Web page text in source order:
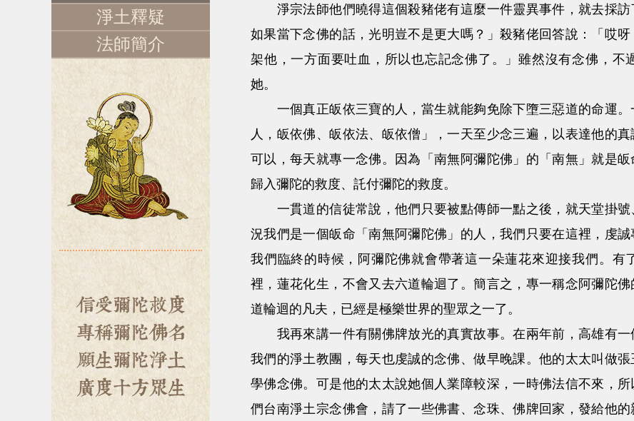
淨土釋疑
法師簡介
淨宗法師他們曉得這個殺豬佬有這麼一件靈異事件，就去採訪
如果當下念佛的話，光明豈不是更大嗎？」殺豬佬回答說：「哎
架他，一方面要吐血，所以也忘記念佛了。」雖然沒有念佛，不
她。
一個真正皈依三寶的人，當生就能夠免除下墮三惡道的命運。
人，皈依佛、皈依法、皈依僧」，一天至少念三遍，以表達他的
可以，每天就專一念佛。因為「南無阿彌陀佛」的「南無」就是
歸入彌陀的救度、託付彌陀的救度。
一貫道的信徒常說，他們只要被點傳師一點之後，就天堂掛號
況我們是一個皈命「南無阿彌陀佛」的人，我們只要在這裡，虔
我們臨終的時候，阿彌陀佛就會帶著這一朵蓮花來迎接我們。有
裡，蓮花化生，不會又去六道輪迴了。簡言之，專一稱念阿彌陀
道輪迴的凡夫，已經是極樂世界的聖眾之一了。
我再來講一件有關佛牌放光的真實故事。在兩年前，高雄有一
我們的淨土教團，每天也虔誠的念佛、做早晚課。他的太太叫做
學佛念佛。可是他的太太說她個人業障較深，一時佛法信不來，
們台南淨土宗念佛會，請了一些佛書、念珠、佛牌回家，發給他